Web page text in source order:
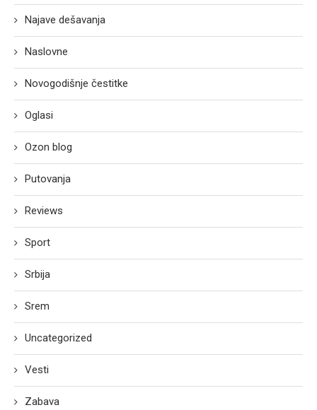
Najave dešavanja
Naslovne
Novogodišnje čestitke
Oglasi
Ozon blog
Putovanja
Reviews
Sport
Srbija
Srem
Uncategorized
Vesti
Zabava